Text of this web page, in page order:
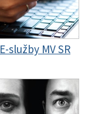
E-služby MV SR